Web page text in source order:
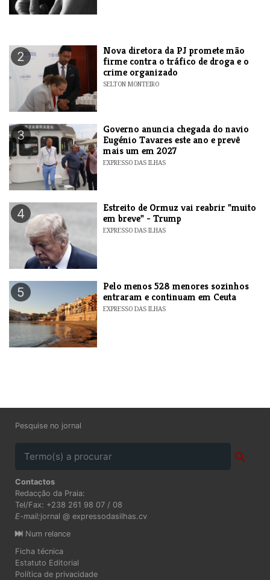
2
Nova diretora da PJ promete mão
firme contra o tráfico de droga e o
crime organizado
SELTON MONTEIRO
3
Governo anuncia chegada do navio
Eugénio Tavares este ano e prevê
mais um em 2027
EXPRESSO DAS ILHAS
4
Estreito de Ormuz vai reabrir "muito
em breve" - Trump
EXPRESSO DAS ILHAS
5
Pelo menos 528 menores sozinhos
entraram e continuam em Ceuta
EXPRESSO DAS ILHAS
Pesquise no jornal
Contactos
Redacção da Praia:
Tel/Fax: +238 261 98 07 / 08
E-mail:jornal @ expressodasilhas.cv
Num relance
Ficha técnica
Estatuto Editorial
Política de privacidade